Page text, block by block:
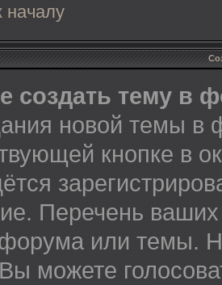
началу
создать тему в
новой темы в
кнопке в
Перечень ваших
или темы.
можете